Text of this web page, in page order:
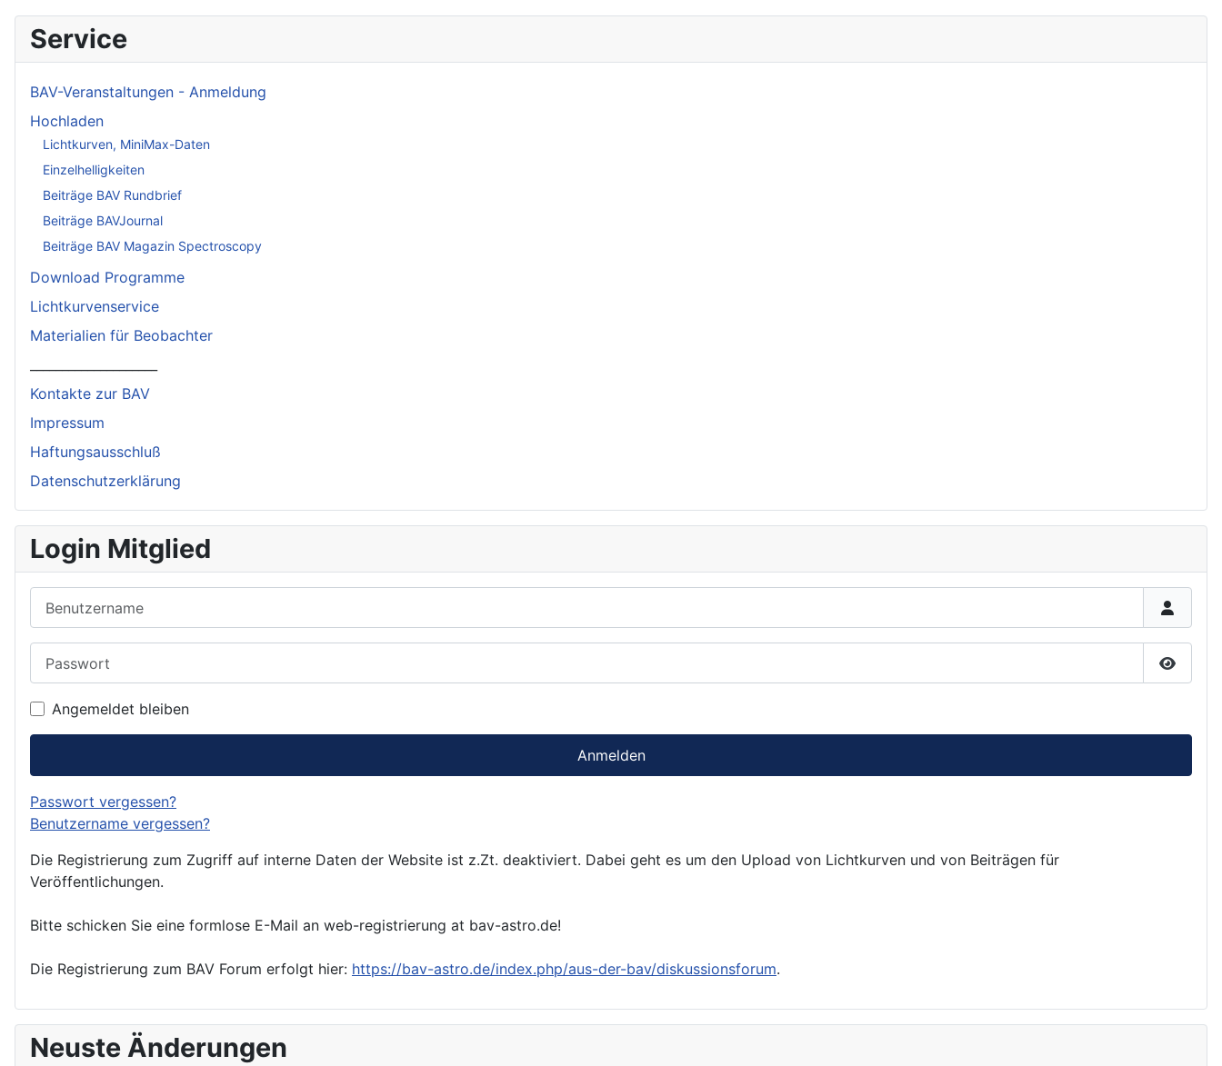
Service
BAV-Veranstaltungen - Anmeldung
Hochladen
Lichtkurven, MiniMax-Daten
Einzelhelligkeiten
Beiträge BAV Rundbrief
Beiträge BAVJournal
Beiträge BAV Magazin Spectroscopy
Download Programme
Lichtkurvenservice
Materialien für Beobachter
Kontakte zur BAV
Impressum
Haftungsausschluß
Datenschutzerklärung
Login Mitglied
Angemeldet bleiben
Anmelden
Passwort vergessen?
Benutzername vergessen?
Die Registrierung zum Zugriff auf interne Daten der Website ist z.Zt. deaktiviert. Dabei geht es um den Upload von Lichtkurven und von Beiträgen für
Veröffentlichungen.
Bitte schicken Sie eine formlose E-Mail an web-registrierung at bav-astro.de!
Die Registrierung zum BAV Forum erfolgt hier: https://bav-astro.de/index.php/aus-der-bav/diskussionsforum.
Neuste Änderungen